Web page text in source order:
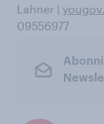
Lahner |
09556977